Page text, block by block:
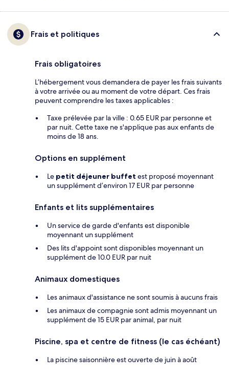
Frais et politiques
Frais obligatoires
L’hébergement vous demandera de payer les frais suivants
à votre arrivée ou au moment de votre départ. Ces frais
peuvent comprendre les taxes applicables :
Taxe prélevée par la ville : 0.65 EUR par personne et
par nuit. Cette taxe ne s'applique pas aux enfants de
moins de 18 ans.
Options en supplément
Le petit déjeuner buffet est proposé moyennant
un supplément d’environ 17 EUR par personne
Enfants et lits supplémentaires
Un service de garde d'enfants est disponible
moyennant un supplément
Des lits d'appoint sont disponibles moyennant un
supplément de 10.0 EUR par nuit
Animaux domestiques
Les animaux d'assistance ne sont soumis à aucuns frais
Les animaux de compagnie sont admis moyennant un
supplément de 15 EUR par animal, par nuit
Piscine, spa et centre de fitness (le cas échéant)
La piscine saisonnière est ouverte de juin à août